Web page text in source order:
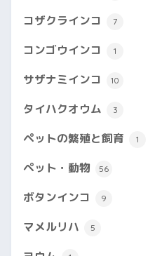
コザクラインコ 7
コンゴウインコ 1
サザナミインコ 10
タイハクオウム 3
ペットの繁殖と飼育 1
ペット・動物 56
ボタンインコ 9
マメルリハ 5